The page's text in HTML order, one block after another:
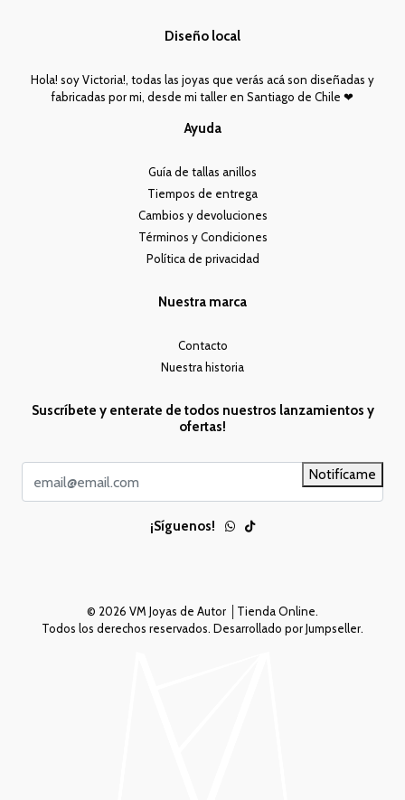
Diseño local
Hola! soy Victoria!, todas las joyas que verás acá son diseñadas y
fabricadas por mi, desde mi taller en Santiago de Chile ❤︎
Ayuda
Guía de tallas anillos
Tiempos de entrega
Cambios y devoluciones
Términos y Condiciones
Política de privacidad
Nuestra marca
Contacto
Nuestra historia
Suscríbete y enterate de todos nuestros lanzamientos y
ofertas!
Notifícame
¡Síguenos!
© 2026 VM Joyas de Autor │Tienda Online.
Todos los derechos reservados. Desarrollado por Jumpseller.